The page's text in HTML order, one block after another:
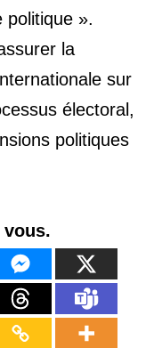
politique ».
la
sur
électoral,
politiques
vous.